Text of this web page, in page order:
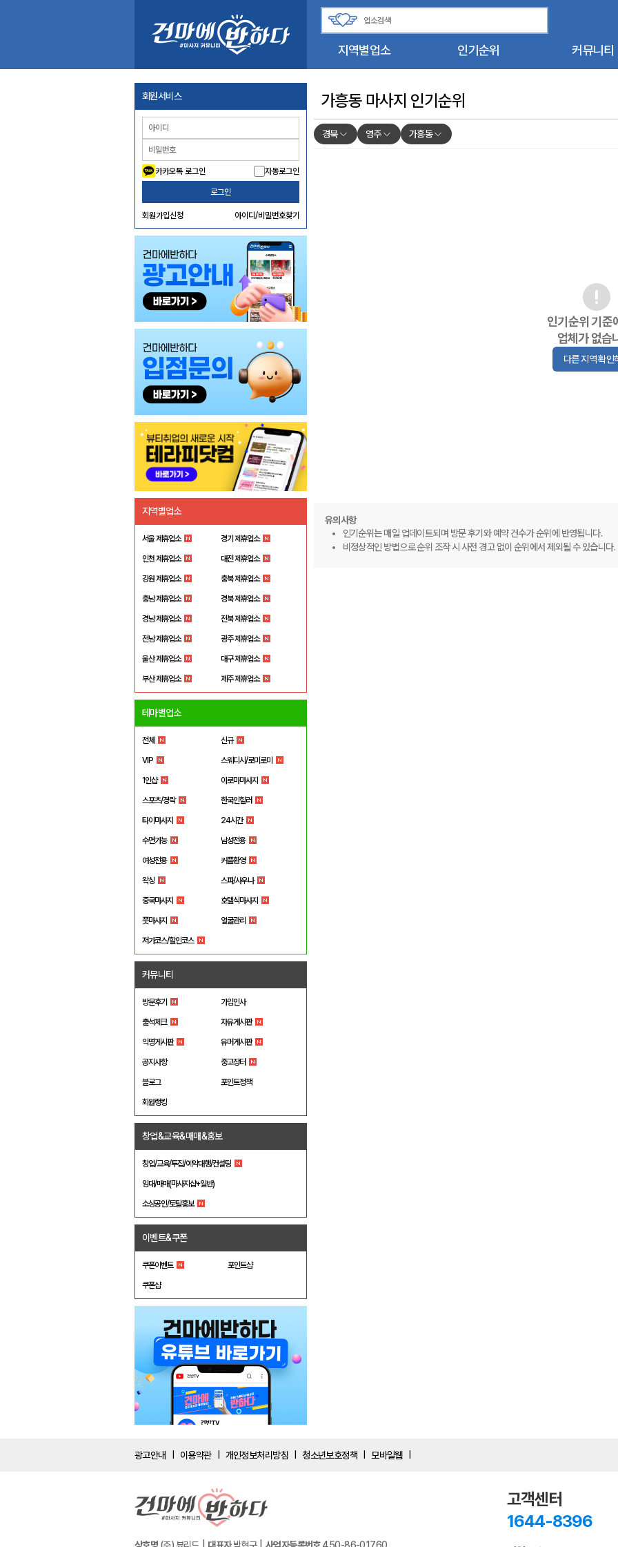
지역별업소 인기순위 커뮤니티
회원서비스
카카오톡 로그인 자동로그인
로그인
회원가입신청 아이디/비밀번호찾기
지역별업소
서울 제휴업소 경기 제휴업소
인천 제휴업소 대전 제휴업소
강원 제휴업소 충북 제휴업소
충남 제휴업소 경북 제휴업소
경남 제휴업소 전북 제휴업소
전남 제휴업소 광주 제휴업소
울산 제휴업소 대구 제휴업소
부산 제휴업소 제주 제휴업소
테마별업소
전체 신규
VIP 스웨디시/로미로미
1인샵 아로마마사지
스포츠/경락 한국인힐러
타이마사지 24시간
수면가능 남성전용
여성전용 커플환영
왁싱 스파/사우나
중국마사지 호텔식마사지
풋마사지 얼굴관리
저가코스/할인코스
커뮤니티
방문후기 가입인사
출석체크 자유게시판
익명게시판 유머게시판
공지사항 중고장터
블로그 포인트정책
회원랭킹
창업&교육&매매&홍보
창업/교육/투잡/예약대행/컨설팅
임대/매매(마사지샵+일반)
소상공인/토탈홍보
이벤트&쿠폰
쿠폰이벤트 포인트샵
쿠폰샵
가흥동 마사지 인기순위
경북 영주 가흥동
인기순위 기준
업체가 없습
다른 지역 확인
유의사항
인기순위는 매일 업데이트되며 방문 후기와 예약 건수가 순위에 반영됩니다.
비정상적인 방법으로 순위 조작 시 사전 경고 없이 순위에서 제외될 수 있습니다.
광고안내 이용약관 개인정보처리방침 청소년보호정책 모바일웹
고객센터
1644-8396